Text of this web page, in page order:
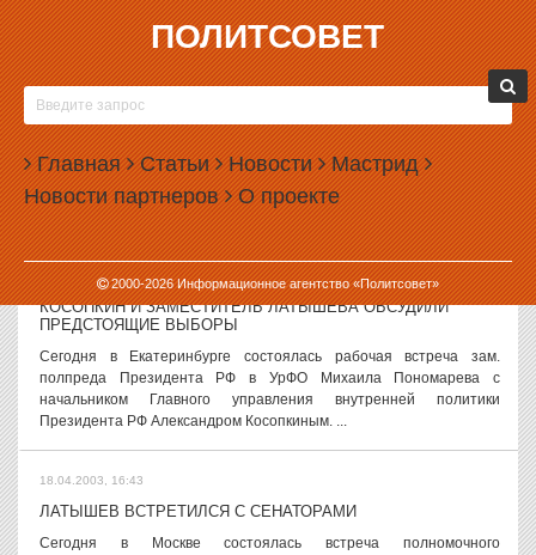
ПОЛИТСОВЕТ
Главная Статьи Новости Мастрид
Новости партнеров О проекте
2000-2026Информационное агентство «Политсовет»
18.04.2003, 17:01
ДЕПУТАТЫ ПОГОВОРЯТ С СИЛОВИКАМИ В ЗАКРЫТОМ
РЕЖИМЕ
Выступления в Госдуме директора ФСБ Николая Патрушева,
главы МВД Бориса Грызлова и Генерального прокурора
Владимира Устинова с информацией о ходе расследования
убийства сопредседателя партии ...
18.04.2003, 16:45
КОСОПКИН И ЗАМЕСТИТЕЛЬ ЛАТЫШЕВА ОБСУДИЛИ
ПРЕДСТОЯЩИЕ ВЫБОРЫ
Сегодня в Екатеринбурге состоялась рабочая встреча зам.
полпреда Президента РФ в УрФО Михаила Пономарева с
начальником Главного управления внутренней политики
Президента РФ Александром Косопкиным. ...
18.04.2003, 16:43
ЛАТЫШЕВ ВСТРЕТИЛСЯ С СЕНАТОРАМИ
Сегодня в Москве состоялась встреча полномочного